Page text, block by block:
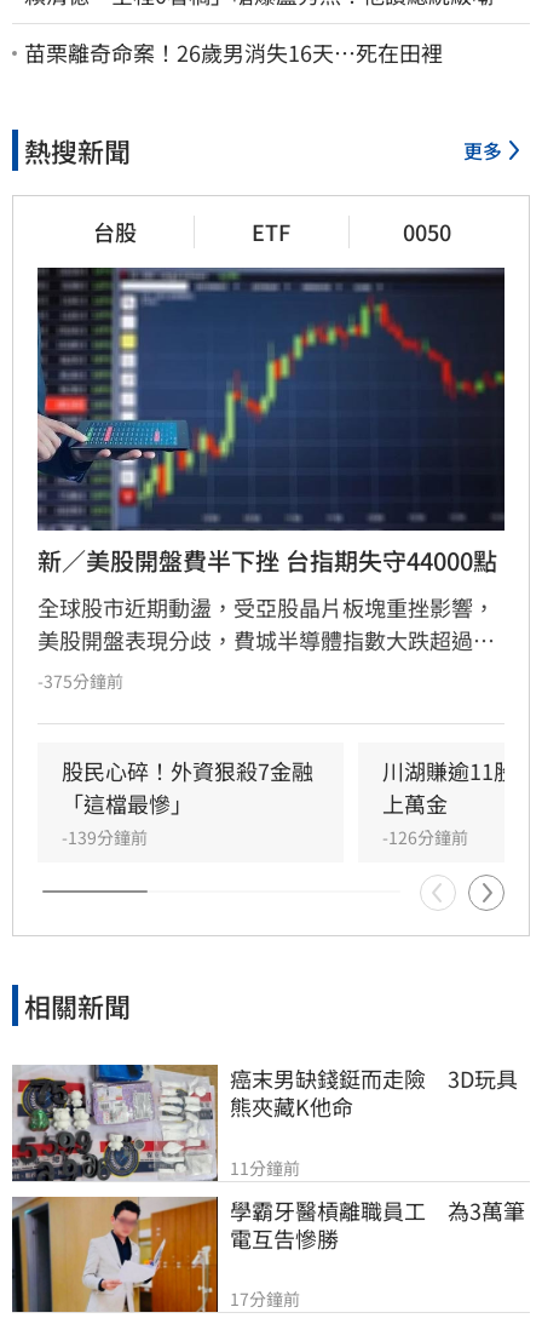
諷：把8年總帳一次掀翻
苗栗離奇命案！26歲男消失16天…死在田裡
熱搜新聞 更多
台股 ETF 0050
新／美股開盤費半下挫 台指期失守44000點
全球股市近期動盪，受亞股晶片板塊重挫影響，
美股開盤表現分歧，費城半導體指數大跌超過
2%，台指期夜盤亦出現顯著震盪。市場焦點集
公開募股禁售期正式解禁，高達9億股潛在賣壓
引發投資人高度關注。儘管美國最新勞動力數據
顯示初領失業救濟人數低於預期，經濟體質維持
韌性，但晶片股疲軟與大型企業籌碼變動，仍持
續壓抑市場信心，投資人需密切留意後續盤勢波
動與相關個股表現。
-375分鐘前
股民心碎！外資狠殺7金融
「這檔最慘」
-139分鐘前
川湖賺逾11股
上萬金
-126分鐘前
相關新聞
癌末男缺錢鋌而走險　3D玩具
熊夾藏K他命
11分鐘前
學霸牙醫槓離職員工　為3萬筆
電互告慘勝
17分鐘前